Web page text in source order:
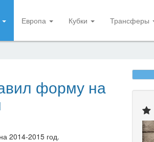
Европа Кубки Трансферы
форму на
2014-2015 год.